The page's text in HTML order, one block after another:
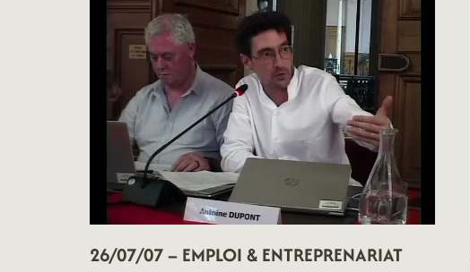
26/07/07 – EMPLOI & ENTREPRENARIAT